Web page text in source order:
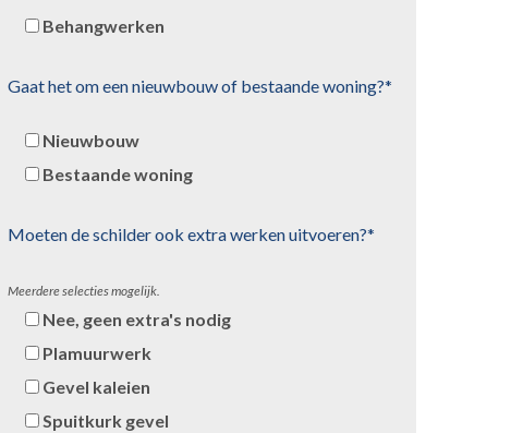
Behangwerken
Gaat het om een nieuwbouw of bestaande woning?*
Nieuwbouw
Bestaande woning
Moeten de schilder ook extra werken uitvoeren?*
Meerdere selecties mogelijk.
Nee, geen extra's nodig
Plamuurwerk
Gevel kaleien
Spuitkurk gevel